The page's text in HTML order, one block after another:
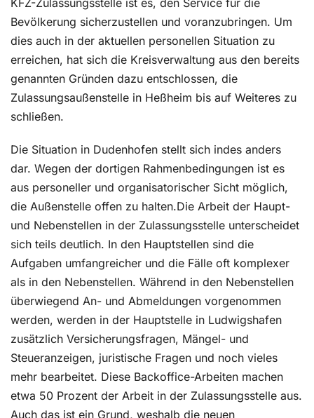
KFZ-Zulassungsstelle ist es, den Service für die
Bevölkerung sicherzustellen und voranzubringen. Um
dies auch in der aktuellen personellen Situation zu
erreichen, hat sich die Kreisverwaltung aus den bereits
genannten Gründen dazu entschlossen, die
Zulassungsaußenstelle in Heßheim bis auf Weiteres zu
schließen.
Die Situation in Dudenhofen stellt sich indes anders
dar. Wegen der dortigen Rahmenbedingungen ist es
aus personeller und organisatorischer Sicht möglich,
die Außenstelle offen zu halten.Die Arbeit der Haupt-
und Nebenstellen in der Zulassungsstelle unterscheidet
sich teils deutlich. In den Hauptstellen sind die
Aufgaben umfangreicher und die Fälle oft komplexer
als in den Nebenstellen. Während in den Nebenstellen
überwiegend An- und Abmeldungen vorgenommen
werden, werden in der Hauptstelle in Ludwigshafen
zusätzlich Versicherungsfragen, Mängel- und
Steueranzeigen, juristische Fragen und noch vieles
mehr bearbeitet. Diese Backoffice-Arbeiten machen
etwa 50 Prozent der Arbeit in der Zulassungsstelle aus.
Auch das ist ein Grund, weshalb die neuen